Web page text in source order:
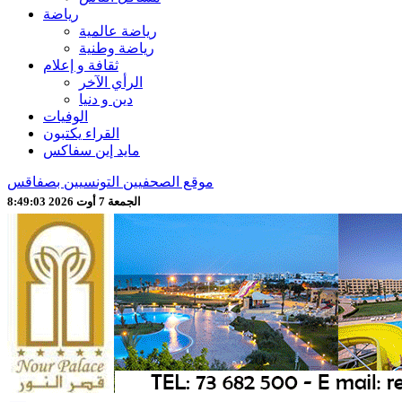
رياضة
رياضة عالمية
رياضة وطنية
ثقافة و إعلام
الرأي الآخر
دين و دنيا
الوفيات
القراء يكتبون
مايد إين سفاكس
موقع الصحفيين التونسيين بصفاقس
الجمعة 7 أوت 2026 8:49:05